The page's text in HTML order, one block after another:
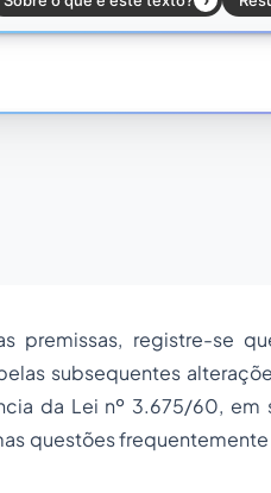
premissas, registre-se
subsequentes
da Lei nº 3.675/60, em
questões